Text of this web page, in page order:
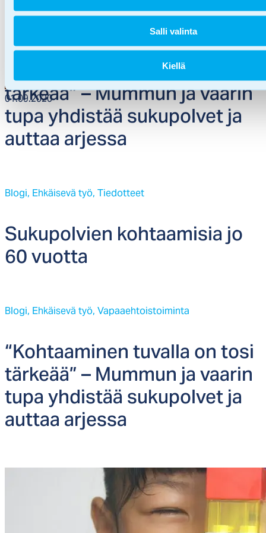
Salli valinta
Kiellä
01.09.2020
Vapaaehtoistoiminta
“Koh­taa­mi­nen tu­val­la on to­si
tär­keää” – Mum­mun ja vaa­rin
tu­pa yh­dis­tää su­ku­pol­vet ja
aut­taa ar­jes­sa
Blogi, Ehkäisevä työ, Tiedotteet
Su­ku­pol­vien koh­taa­mi­sia jo
60 vuot­ta
Blogi, Ehkäisevä työ, Vapaaehtoistoiminta
“Koh­taa­mi­nen tu­val­la on to­si
tär­keää” – Mum­mun ja vaa­rin
tu­pa yh­dis­tää su­ku­pol­vet ja
aut­taa ar­jes­sa